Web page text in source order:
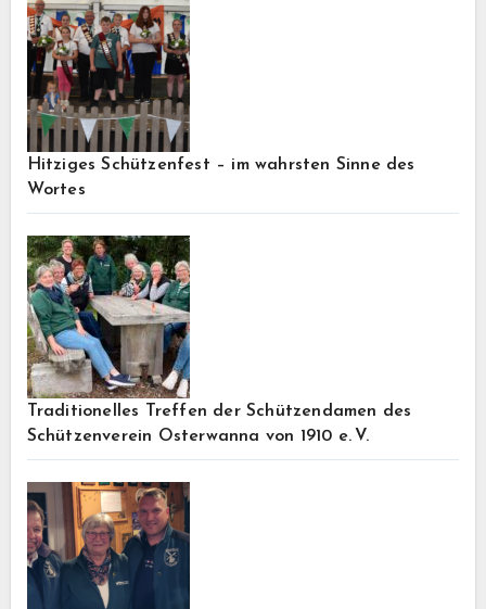
Hitziges Schützenfest – im wahrsten Sinne des
Wortes
Traditionelles Treffen der Schützendamen des
Schützenverein Osterwanna von 1910 e. V.